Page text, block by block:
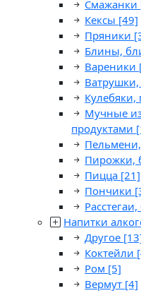
Смажанки
Кексы [49]
Пряники
Блины,
Вареники
Кулебяки,
Мучные
продуктами
Пирожки,
Пицца [21]
Пончики
Напитки
Другое
Коктейли
Ром [5]
Вермут [4]